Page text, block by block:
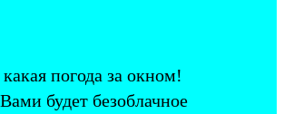
погода за окном!
будет безоблачное